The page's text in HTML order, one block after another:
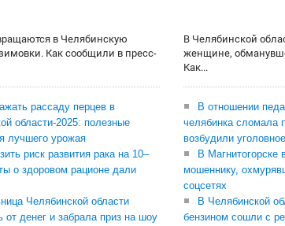
в Челябинскую
Как сообщили в пресс-
рассаду перцев в
области-2025: полезные
лучшего урожая
риск развития рака на 10–
о здоровом рационе дали
Челябинской области
от денег и забрала приз на шоу
В Челябинской
женщине,
Как...
В отношении
челябинка сломала
возбудили
В Магнитогорске
мошеннику,
соцсетях
В Челябинской
бензином сошли с